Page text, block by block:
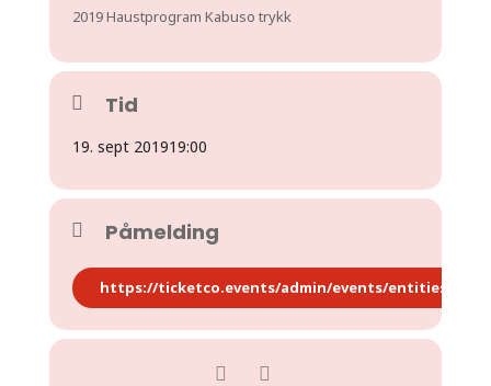
2019 Haustprogram Kabuso trykk
Tid
19. sept 201919:00
Påmelding
https://ticketco.events/admin/events/entities/